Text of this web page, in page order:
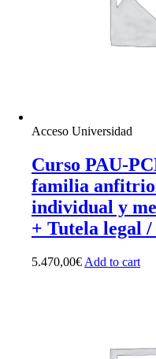
Acceso Universidad
Curso PAU-
familia
individual y
+ Tutela legal
5.470,00€ Add to cart